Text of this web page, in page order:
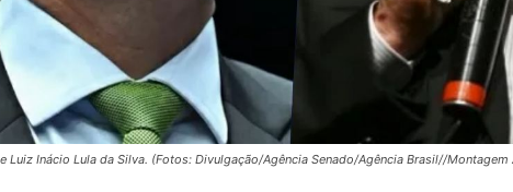
Luiz Inácio Lula da Silva. (Fotos: Divulgação/Agência Senado/Agência Brasil//Montagem